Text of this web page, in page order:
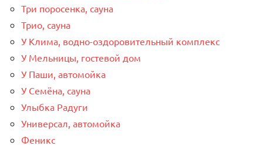
Три поросенка, сауна
Трио, сауна
У Клима, водно-оздоровительный комплекс
У Мельницы, гостевой дом
У Паши, автомойка
У Семёна, сауна
Улыбка Радуги
Универсал, автомойка
Феникс